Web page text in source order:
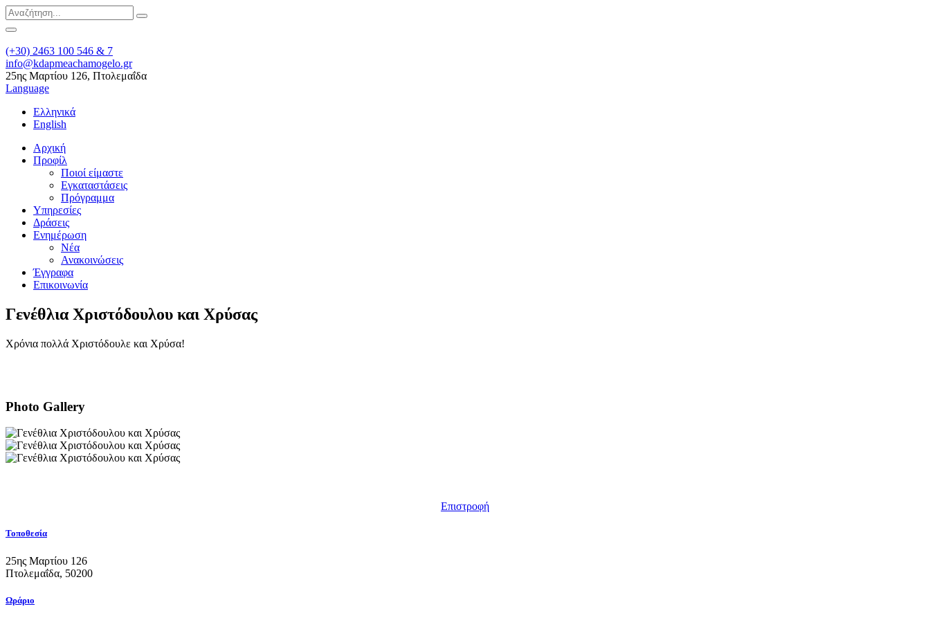
(+30) 2463 100 546 & 7
info@kdapmeachamogelo.gr
25ης Μαρτίου 126, Πτολεμαΐδα
Language
Ελληνικά
English
Αρχική
Προφίλ
Ποιοί είμαστε
Εγκαταστάσεις
Πρόγραμμα
Υπηρεσίες
Δράσεις
Ενημέρωση
Νέα
Ανακοινώσεις
Έγγραφα
Επικοινωνία
Γενέθλια Χριστόδουλου και Χρύσας
Χρόνια πολλά Χριστόδουλε και Χρύσα!
Photo Gallery
Επιστροφή
Τοποθεσία
25ης Μαρτίου 126
Πτολεμαΐδα, 50200
Ωράριο